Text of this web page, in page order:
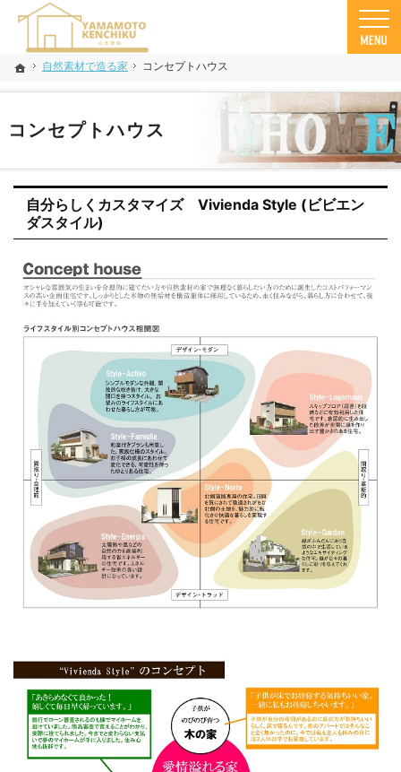
ホーム
自然素材で造る家 コンセプトハウス
コンセプトハウス
親切丁寧な仕事が評判です。小美玉市で木造住宅の建築士をお探しなら当社にご相談くだ
茨城県小美玉市を中心に木造住宅・デザイン住宅のことなら山本建築まで！
自分らしくカスタマイズ Vivienda Style (ビビエン
ダスタイル)